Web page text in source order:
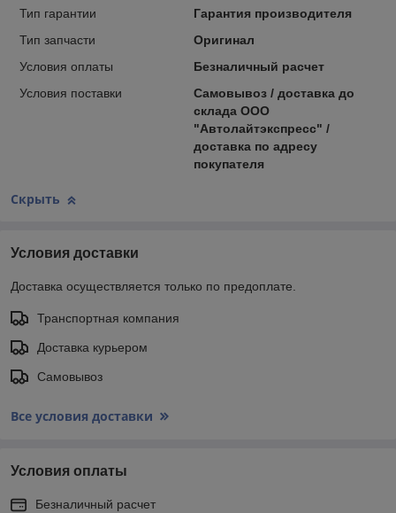
Тип гарантии
Гарантия производителя
Тип запчасти
Оригинал
Условия оплаты
Безналичный расчет
Условия поставки
Самовывоз / доставка до
склада ООО
"Автолайтэкспресс" /
доставка по адресу
покупателя
Скрыть
Условия доставки
Доставка осуществляется только по предоплате.
Транспортная компания
Доставка курьером
Самовывоз
Все условия доставки
Условия оплаты
Безналичный расчет